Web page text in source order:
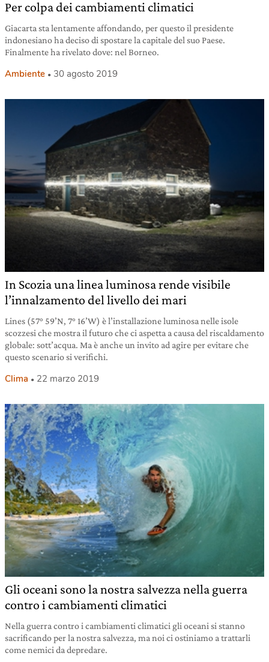
Per colpa dei cambiamenti climatici
Giacarta sta lentamente affondando, per questo il presidente
indonesiano ha deciso di spostare la capitale del suo Paese.
Finalmente ha rivelato dove: nel Borneo.
Ambiente 30 agosto 2019
In Scozia una linea luminosa rende visibile
l’innalzamento del livello dei mari
Lines (57° 59’N, 7° 16’W) è l’installazione luminosa nelle isole
scozzesi che mostra il futuro che ci aspetta a causa del riscaldamento
globale: sott’acqua. Ma è anche un invito ad agire per evitare che
questo scenario si verifichi.
Clima 22 marzo 2019
Gli oceani sono la nostra salvezza nella guerra
contro i cambiamenti climatici
Nella guerra contro i cambiamenti climatici gli oceani si stanno
sacrificando per la nostra salvezza, ma noi ci ostiniamo a trattarli
come nemici da depredare.